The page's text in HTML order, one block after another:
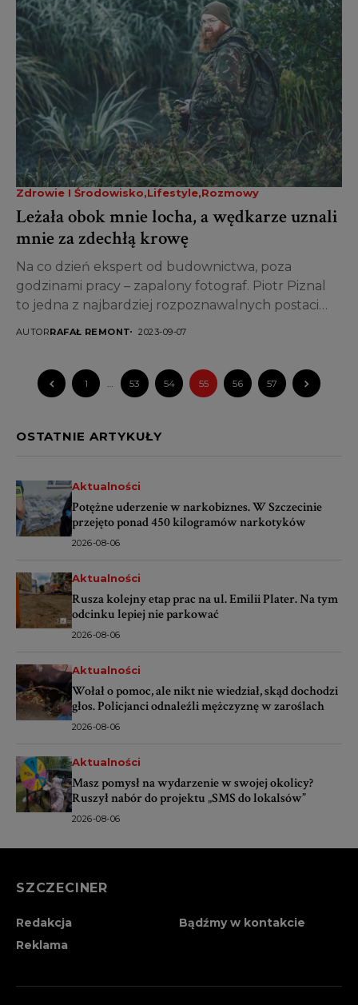
Zdrowie I Środowisko Lifestyle Rozmowy
Leżała obok mnie locha, a wędkarze uznali
mnie za zdechłą krowę
Na co dzień ekspert od budownictwa, poza
godzinami pracy – zapalony fotograf. Piotr Piznal
to jedna z najbardziej rozpoznawalnych postaci
AUTORRAFAŁ REMONT 2023-09-07
1 53 54 55 56 57
OSTATNIE ARTYKUŁY
Aktualności
Potężne uderzenie w narkobiznes. W Szczecinie
przejęto ponad 450 kilogramów narkotyków
2026-08-06
Aktualności
Rusza kolejny etap prac na ul. Emilii Plater. Na tym
odcinku lepiej nie parkować
2026-08-06
Aktualności
Wołał o pomoc, ale nikt nie wiedział, skąd dochodzi
głos. Policjanci odnaleźli mężczyznę w zaroślach
2026-08-06
Aktualności
Masz pomysł na wydarzenie w swojej okolicy?
Ruszył nabór do projektu „SMS do lokalsów”
2026-08-06
SZCZECINER
Redakcja
Bądźmy w kontakcie
Reklama